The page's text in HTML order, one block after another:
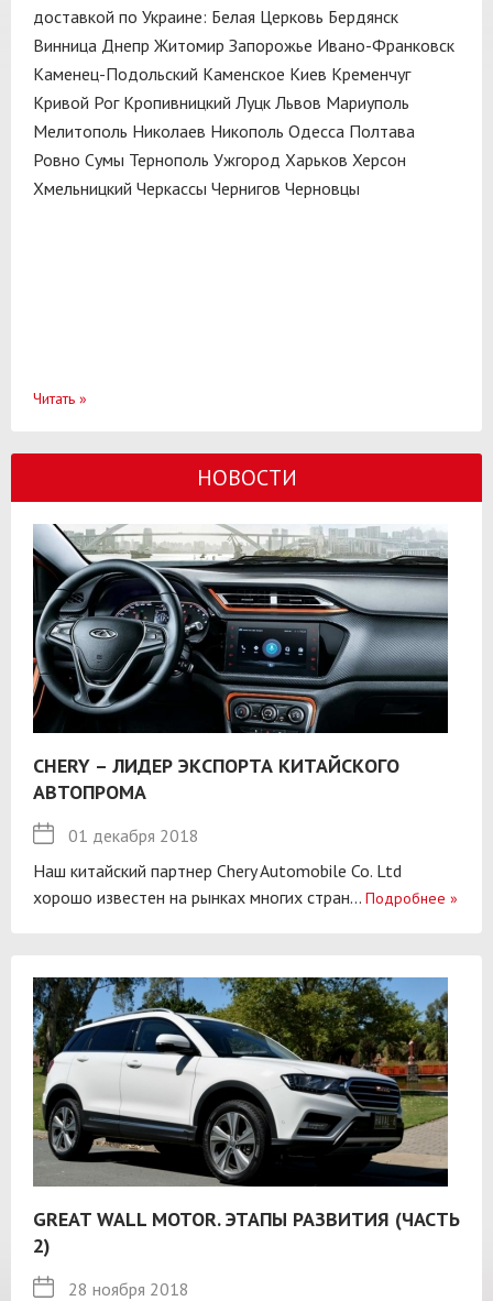
доставкой по Украине: Белая Церковь Бердянск
Винница Днепр Житомир Запорожье Ивано-Франковск
Каменец-Подольский Каменское Киев Кременчуг
Кривой Рог Кропивницкий Луцк Львов Мариуполь
Мелитополь Николаев Никополь Одесса Полтава
Ровно Сумы Тернополь Ужгород Харьков Херсон
Хмельницкий Черкассы Чернигов Черновцы
Читать »
НОВОСТИ
CHERY – ЛИДЕР ЭКСПОРТА КИТАЙСКОГО
АВТОПРОМА
01 декабря 2018
Наш китайский партнер Chery Automobile Co. Ltd
хорошо известен на рынках многих стран... Подробнее »
GREAT WALL MOTOR. ЭТАПЫ РАЗВИТИЯ (ЧАСТЬ
2)
28 ноября 2018